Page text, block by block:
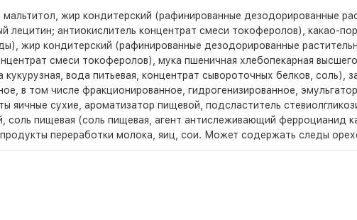
мальтитол, жир кондитерский (рафинированные дезодорированные
лецитин; антиокислитель концентрат смеси токоферолов), какао-
жир кондитерский (рафинированные дезодорированные
смеси токоферолов), мука пшеничная хлебопекарная
вода питьевая, концентрат сывороточных белков, соль),
в том числе фракционированное, гидрогенизированное,
яичные сухие, ароматизатор пищевой, подсластитель
соль пищевая (соль пищевая, агент антислеживающий ферроцианид
переработки молока, яиц, сои. Может содержать следы